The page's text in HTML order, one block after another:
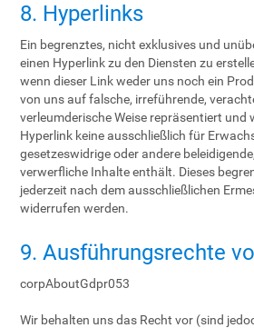
8. Hyperlinks
Ein begrenztes, nicht exklusives und
einen Hyperlink zu den Diensten zu
wenn dieser Link weder uns noch ein
von uns auf falsche, irreführende,
verleumderische Weise repräsentiert und
Hyperlink keine ausschließlich für
gesetzeswidrige oder andere
verwerfliche Inhalte enthält. Dieses
jederzeit nach dem ausschließlichen
widerrufen werden.
9. Ausführungsrechte
corpAboutGdpr053
Wir behalten uns das Recht vor (sind